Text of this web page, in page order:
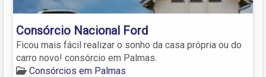
Consórcio Nacional Ford
Ficou mais fácil realizar o sonho da casa própria ou do
carro novo! consórcio em Palmas.
Consórcios em Palmas